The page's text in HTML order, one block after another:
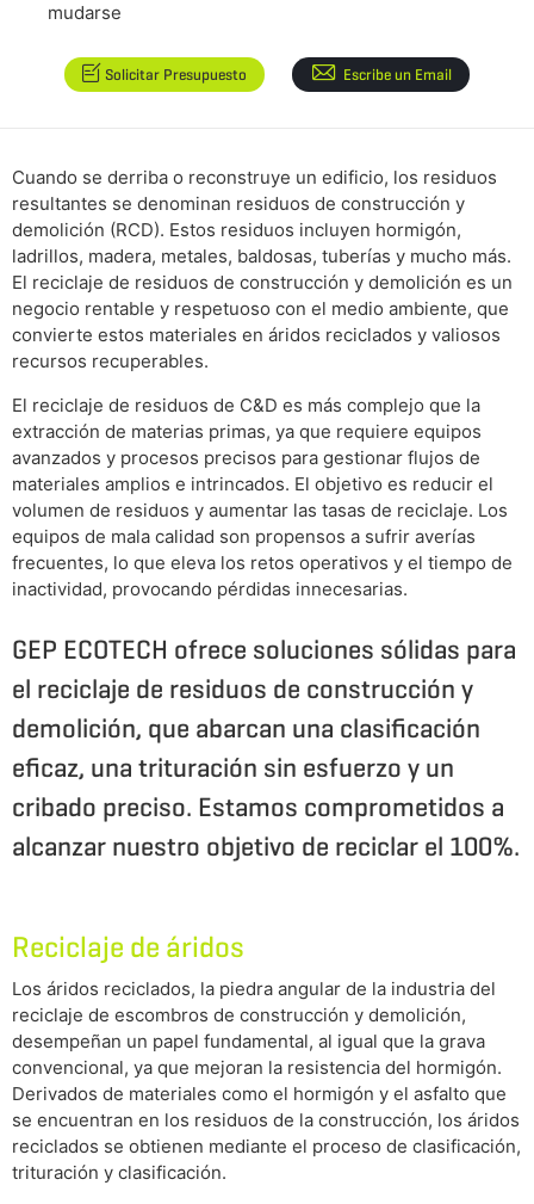
mudarse
Solicitar Presupuesto Escribe un Email
Cuando se derriba o reconstruye un edificio, los residuos
resultantes se denominan residuos de construcción y
demolición (RCD). Estos residuos incluyen hormigón,
ladrillos, madera, metales, baldosas, tuberías y mucho más.
El reciclaje de residuos de construcción y demolición es un
negocio rentable y respetuoso con el medio ambiente, que
convierte estos materiales en áridos reciclados y valiosos
recursos recuperables.
El reciclaje de residuos de C&D es más complejo que la
extracción de materias primas, ya que requiere equipos
avanzados y procesos precisos para gestionar flujos de
materiales amplios e intrincados. El objetivo es reducir el
volumen de residuos y aumentar las tasas de reciclaje. Los
equipos de mala calidad son propensos a sufrir averías
frecuentes, lo que eleva los retos operativos y el tiempo de
inactividad, provocando pérdidas innecesarias.
GEP ECOTECH ofrece soluciones sólidas para
el reciclaje de residuos de construcción y
demolición, que abarcan una clasificación
eficaz, una trituración sin esfuerzo y un
cribado preciso. Estamos comprometidos a
alcanzar nuestro objetivo de reciclar el 100%.
Reciclaje de áridos
Los áridos reciclados, la piedra angular de la industria del
reciclaje de escombros de construcción y demolición,
desempeñan un papel fundamental, al igual que la grava
convencional, ya que mejoran la resistencia del hormigón.
Derivados de materiales como el hormigón y el asfalto que
se encuentran en los residuos de la construcción, los áridos
reciclados se obtienen mediante el proceso de clasificación,
trituración y clasificación.